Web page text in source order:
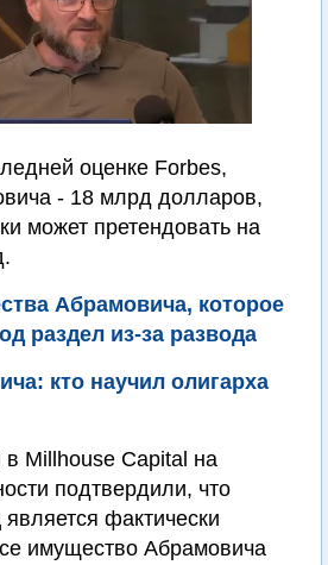
оценке Forbes,
- 18 млрд долларов,
может претендовать на
Абрамовича, которое
раздел из-за развода
кто научил олигарха
в Millhouse Capital на
подтвердили, что
фактически
имущество Абрамовича